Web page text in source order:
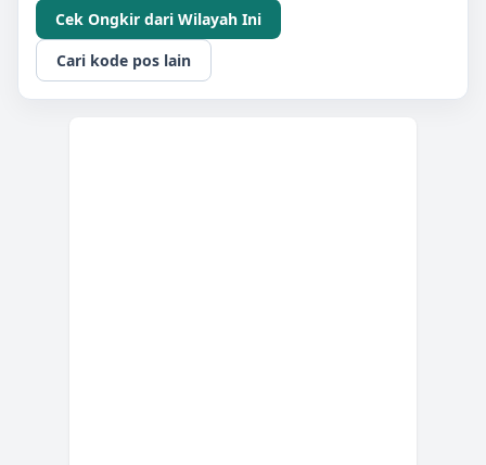
Cek Ongkir dari Wilayah Ini
Cari kode pos lain